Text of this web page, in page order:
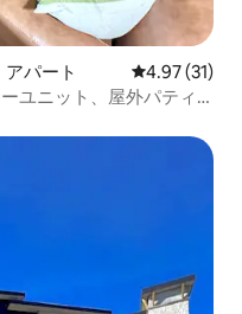
パート レビュー31
4.97 (31)
ユニット、屋外パティ